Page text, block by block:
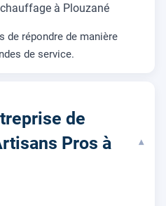
à Plouzané
de répondre de manière
de service.
de
Pros à
▾